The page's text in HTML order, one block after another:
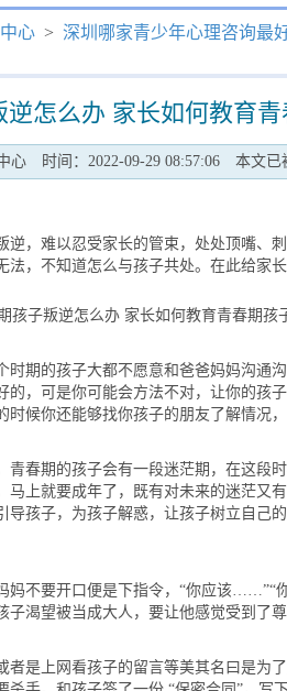
心 > 深圳哪家青少年心理咨询最
逆怎么办 家长如何教育
心 时间：2022-09-29 08:57:06 本文已
，难以忍受家长的管束，处处顶嘴、刺
法，不知道怎么与孩子共处。在此给家
期的孩子大都不愿意和爸爸妈妈沟通
，可是你可能会方法不对，让你的孩
候你还能够找你孩子的朋友了解情况
春期的孩子会有一段迷茫期，在这段
马上就要成年了，既有对未来的迷茫又
导孩子，为孩子解惑，让孩子树立自己
不要开口便是下指令，“你应该……”“
渴望被当成大人，要让他感觉受到了尊
是上网看孩子的留言等美其名曰是为